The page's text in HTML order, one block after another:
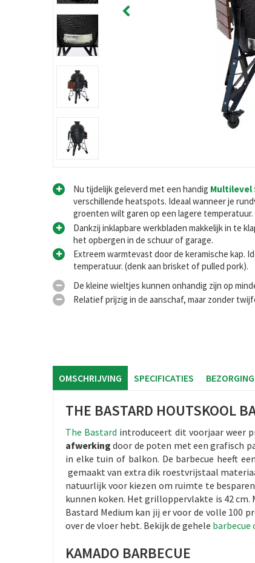
Nu tijdelijk geleverd met een handig Multilevel
verschillende heatspots. Ideaal wanneer je
groenten wilt garen op een lagere temperatuur.
Dankzij inklapbare werkbladen makkelijk in te
het opbergen in de schuur of garage.
Extreem warmtevast door de keramische kap.
temperatuur. (denk aan brisket of pulled pork).
De kleine wieltjes kunnen onhandig zijn op
Relatief prijzig in de aanschaf, maar zonder
OMSCHRIJVING SPECIFICATIES
THE BASTARD HOUTSKOOL
The Bastard introduceert dit voorjaar weer
afwerking door de poten met een grafisch
in elke tuin of balkon. De barbecue heeft
gemaakt van extra dik roestvrijstaal
natuurlijk voor kiezen om ruimte te
kunnen koken. Het grilloppervlakte is 42
Bastard Medium kan jij er voor de volle 100
over de vloer hebt. Bekijk de gehele barbecue
KAMADO BARBECUE